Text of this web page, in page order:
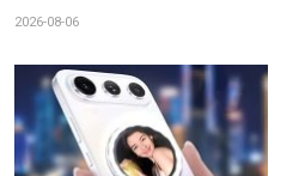
2026-08-06